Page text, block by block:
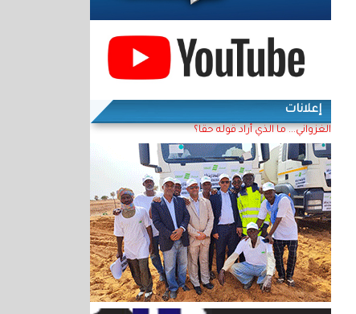
إعلانات
الغزواني... ما الذي أراد قوله حقا؟